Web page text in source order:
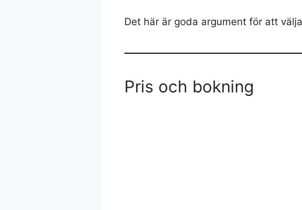
Det här är goda argument för att
Pris och bokning